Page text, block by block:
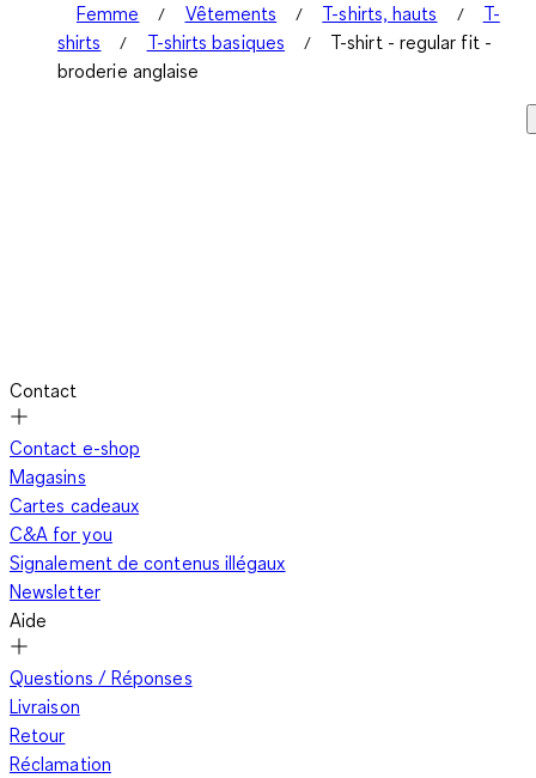
Femme Vêtements T-shirts, hauts
T-
shirts
T-shirts basiques
T-shirt - regular fit -
broderie anglaise
Contact
Contact e-shop
Magasins
Cartes cadeaux
C&A for you
Signalement de contenus illégaux
Newsletter
Aide
Questions / Réponses
Livraison
Retour
Réclamation